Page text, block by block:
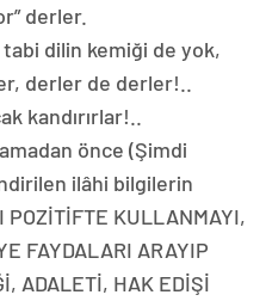
derler.
dilin kemiği de yok,
derler de derler!..
kandırırlar!..
önce (Şimdi
ilâhi bilgilerin
KULLANMAYI,
FAYDALARI ARAYIP
ADALETİ, HAK EDİŞİ